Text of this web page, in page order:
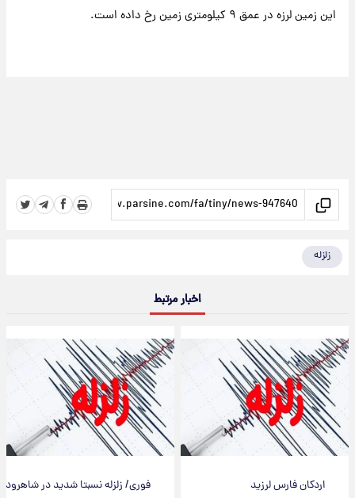
این زمین لرزه در عمق ۹ کیلومتری زمین رخ داده است.
زلزله
اخبار مرتبط
اردکان فارس لرزید فوری/ زلزله نسبتا شدید در شاهرود